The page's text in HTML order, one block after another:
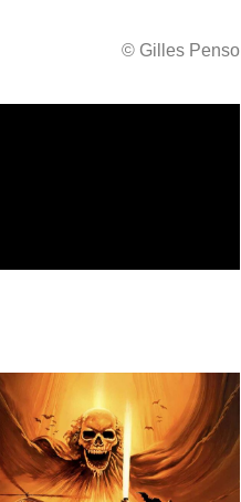
© Gilles Penso